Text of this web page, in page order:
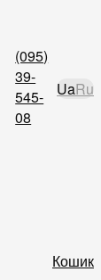
(095)
39-
545-
08
UaRu
Кошик